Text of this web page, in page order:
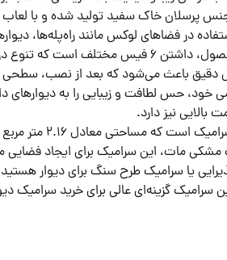
و ضخامت 10 میلیمتر، از جنس پرسلان خاک سفید
در فضاهای لوکس مانند راه‌پله‌ها،
یکی از ویژگی‌های منحصر به فرد این
باعث می‌شود که بعد از نصب، سطحی
خود، حس لطافت و زیبایی را به دیوارهای
بالایی نیز دارد.
مات، این سرامیک برای ایجاد
یا سرامیک طرح سنگ برای دیوار
سرامیک گزینه‌ای عالی برای خرید سرامیک